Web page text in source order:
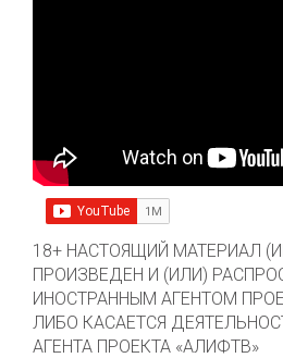
18+ НАСТОЯЩИЙ МАТЕРИАЛ
ПРОИЗВЕДЕН И (ИЛИ)
ИНОСТРАННЫМ АГЕНТОМ
ЛИБО КАСАЕТСЯ
АГЕНТА ПРОЕКТА «АЛИФТВ»